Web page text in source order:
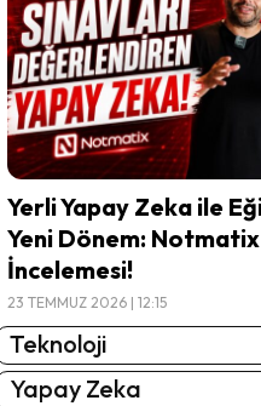
Yerli Yapay Zeka ile
Yeni Dönem: Notmatix
İncelemesi!
23 TEMMUZ 2026 | 12:15
Teknoloji
Yapay Zeka